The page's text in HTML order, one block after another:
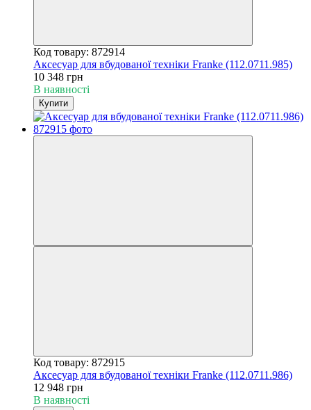
Код товару: 872914
Аксесуар для вбудованої техніки Franke (112.0711.985)
10 348 грн
В наявності
Купити
Код товару: 872915
Аксесуар для вбудованої техніки Franke (112.0711.986)
12 948 грн
В наявності